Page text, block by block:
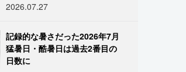
2026.07.27
記録的な暑さだった2026年7月
猛暑日・酷暑日は過去2番目の
日数に